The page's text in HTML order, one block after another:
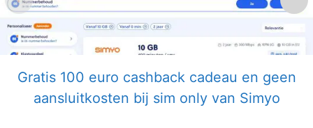
Gratis 100 euro cashback cadeau en geen
aansluitkosten bij sim only van Simyo